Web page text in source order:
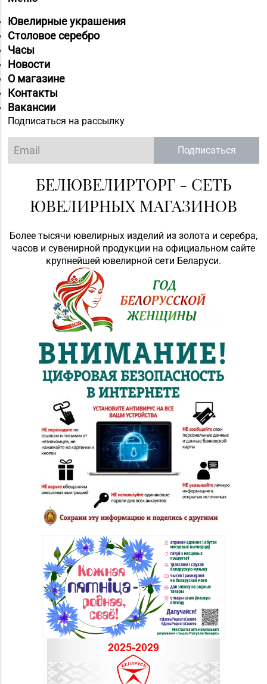
Ювелирные украшения
Столовое серебро
Часы
Новости
О магазине
Контакты
Вакансии
Подписаться на рассылку
Подписаться
БЕЛЮВЕЛИРТОРГ - СЕТЬ
ЮВЕЛИРНЫХ МАГАЗИНОВ
Более тысячи ювелирных изделий из золота и серебра,
часов и сувенирной продукции на официальном сайте
крупнейшей ювелирной сети Беларуси.